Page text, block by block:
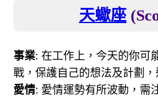
天蠍座
事業: 在工作上，今天的你可
戰，保護自己的想法及計劃，
愛情: 愛情運勢有所波動，需